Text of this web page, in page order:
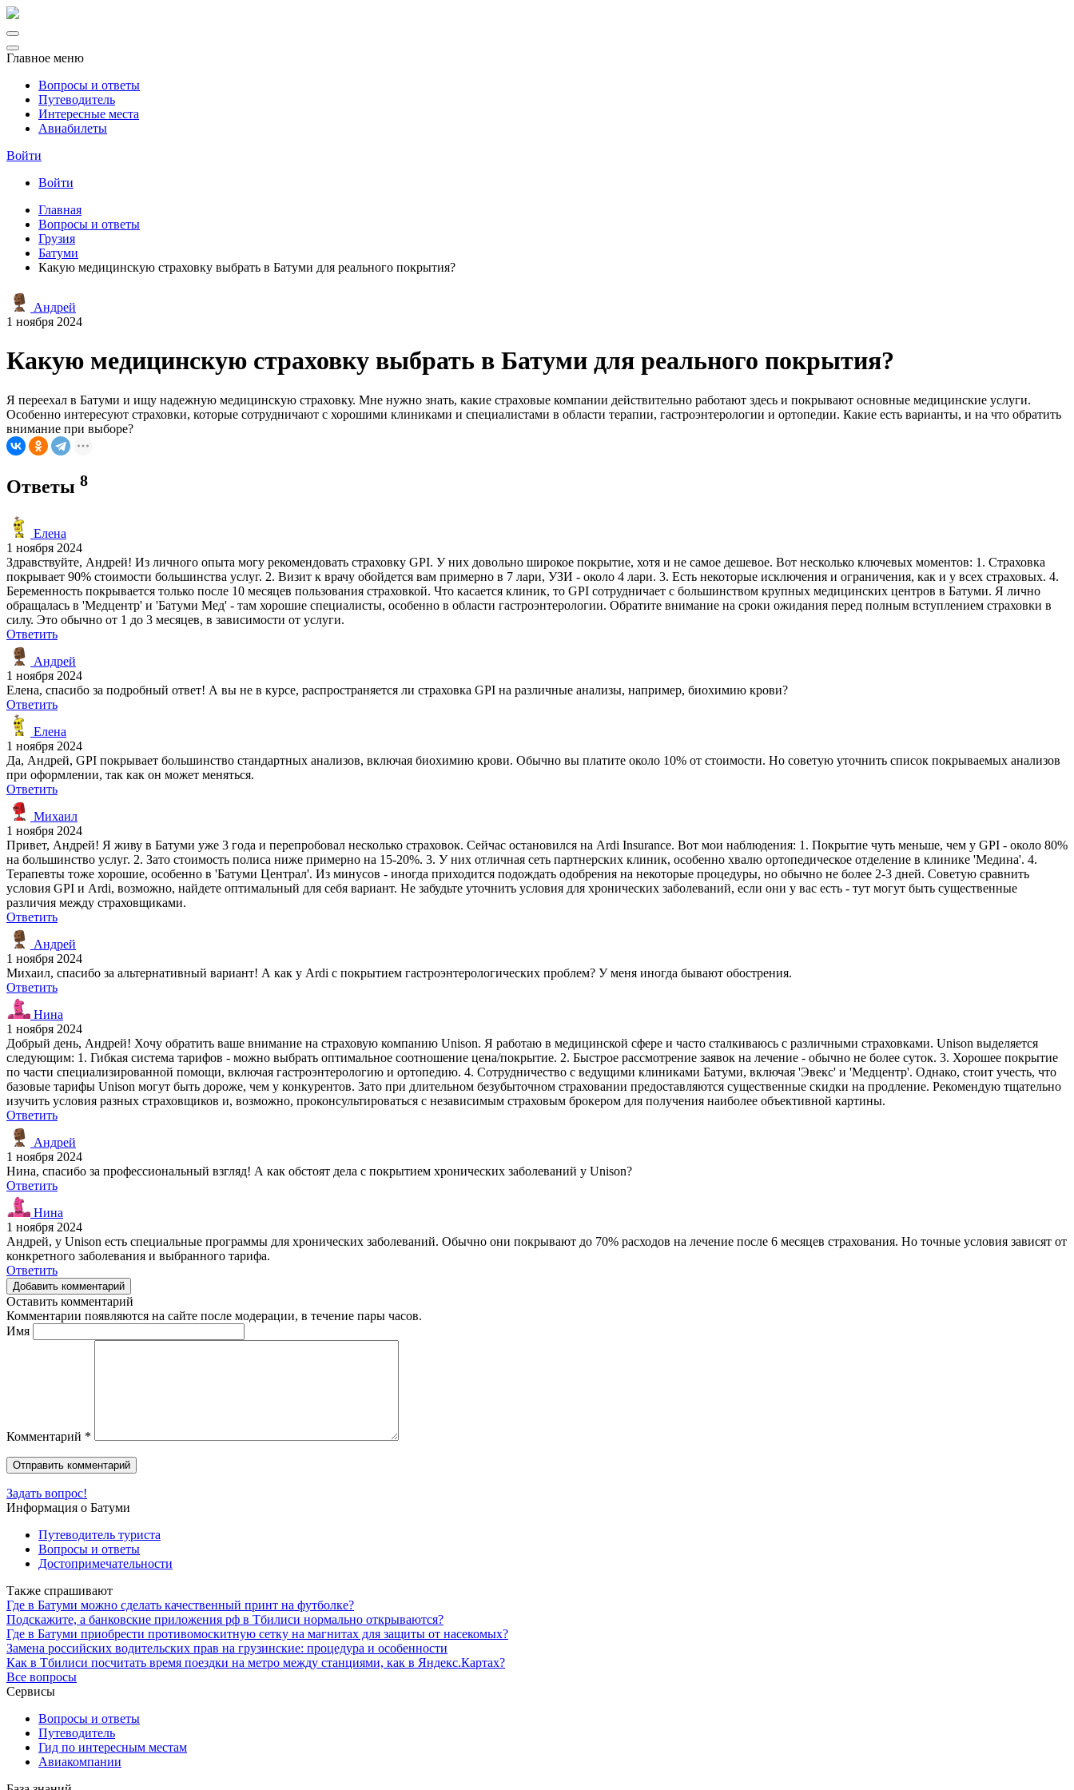
Главное меню
Вопросы и ответы
Путеводитель
Интересные места
Авиабилеты
Войти
Войти
Главная
Вопросы и ответы
Грузия
Батуми
Какую медицинскую страховку выбрать в Батуми для реального покрытия?
Андрей
1 ноября 2024
Какую медицинскую страховку выбрать в Батуми для реального покрытия?
Я переехал в Батуми и ищу надежную медицинскую страховку. Мне нужно знать, какие страховые компании действительно работают здесь и покрывают основные медицинские услуги.
Особенно интересуют страховки, которые сотрудничают с хорошими клиниками и специалистами в области терапии, гастроэнтерологии и ортопедии. Какие есть варианты, и на что обратить
внимание при выборе?
Ответы 8
Елена
1 ноября 2024
Здравствуйте, Андрей! Из личного опыта могу рекомендовать страховку GPI. У них довольно широкое покрытие, хотя и не самое дешевое. Вот несколько ключевых моментов: 1. Страховка
покрывает 90% стоимости большинства услуг. 2. Визит к врачу обойдется вам примерно в 7 лари, УЗИ - около 4 лари. 3. Есть некоторые исключения и ограничения, как и у всех страховых. 4.
Беременность покрывается только после 10 месяцев пользования страховкой. Что касается клиник, то GPI сотрудничает с большинством крупных медицинских центров в Батуми. Я лично
обращалась в 'Медцентр' и 'Батуми Мед' - там хорошие специалисты, особенно в области гастроэнтерологии. Обратите внимание на сроки ожидания перед полным вступлением страховки в
силу. Это обычно от 1 до 3 месяцев, в зависимости от услуги.
Ответить
Андрей
1 ноября 2024
Елена, спасибо за подробный ответ! А вы не в курсе, распространяется ли страховка GPI на различные анализы, например, биохимию крови?
Ответить
Елена
1 ноября 2024
Да, Андрей, GPI покрывает большинство стандартных анализов, включая биохимию крови. Обычно вы платите около 10% от стоимости. Но советую уточнить список покрываемых анализов
при оформлении, так как он может меняться.
Ответить
Михаил
1 ноября 2024
Привет, Андрей! Я живу в Батуми уже 3 года и перепробовал несколько страховок. Сейчас остановился на Ardi Insurance. Вот мои наблюдения: 1. Покрытие чуть меньше, чем у GPI - около 80%
на большинство услуг. 2. Зато стоимость полиса ниже примерно на 15-20%. 3. У них отличная сеть партнерских клиник, особенно хвалю ортопедическое отделение в клинике 'Медина'. 4.
Терапевты тоже хорошие, особенно в 'Батуми Централ'. Из минусов - иногда приходится подождать одобрения на некоторые процедуры, но обычно не более 2-3 дней. Советую сравнить
условия GPI и Ardi, возможно, найдете оптимальный для себя вариант. Не забудьте уточнить условия для хронических заболеваний, если они у вас есть - тут могут быть существенные
различия между страховщиками.
Ответить
Андрей
1 ноября 2024
Михаил, спасибо за альтернативный вариант! А как у Ardi с покрытием гастроэнтерологических проблем? У меня иногда бывают обострения.
Ответить
Нина
1 ноября 2024
Добрый день, Андрей! Хочу обратить ваше внимание на страховую компанию Unison. Я работаю в медицинской сфере и часто сталкиваюсь с различными страховками. Unison выделяется
следующим: 1. Гибкая система тарифов - можно выбрать оптимальное соотношение цена/покрытие. 2. Быстрое рассмотрение заявок на лечение - обычно не более суток. 3. Хорошее покрытие
по части специализированной помощи, включая гастроэнтерологию и ортопедию. 4. Сотрудничество с ведущими клиниками Батуми, включая 'Эвекс' и 'Медцентр'. Однако, стоит учесть, что
базовые тарифы Unison могут быть дороже, чем у конкурентов. Зато при длительном безубыточном страховании предоставляются существенные скидки на продление. Рекомендую тщательно
изучить условия разных страховщиков и, возможно, проконсультироваться с независимым страховым брокером для получения наиболее объективной картины.
Ответить
Андрей
1 ноября 2024
Нина, спасибо за профессиональный взгляд! А как обстоят дела с покрытием хронических заболеваний у Unison?
Ответить
Нина
1 ноября 2024
Андрей, у Unison есть специальные программы для хронических заболеваний. Обычно они покрывают до 70% расходов на лечение после 6 месяцев страхования. Но точные условия зависят от
конкретного заболевания и выбранного тарифа.
Ответить
Добавить комментарий
Оставить комментарий
Комментарии появляются на сайте после модерации, в течение пары часов.
Имя
Комментарий *
Задать вопрос!
Информация о Батуми
Путеводитель туриста
Вопросы и ответы
Достопримечательности
Также спрашивают
Где в Батуми можно сделать качественный принт на футболке?
Подскажите, а банковские приложения рф в Тбилиси нормально открываются?
Где в Батуми приобрести противомоскитную сетку на магнитах для защиты от насекомых?
Замена российских водительских прав на грузинские: процедура и особенности
Как в Тбилиси посчитать время поездки на метро между станциями, как в Яндекс.Картах?
Все вопросы
Сервисы
Вопросы и ответы
Путеводитель
Гид по интересным местам
Авиакомпании